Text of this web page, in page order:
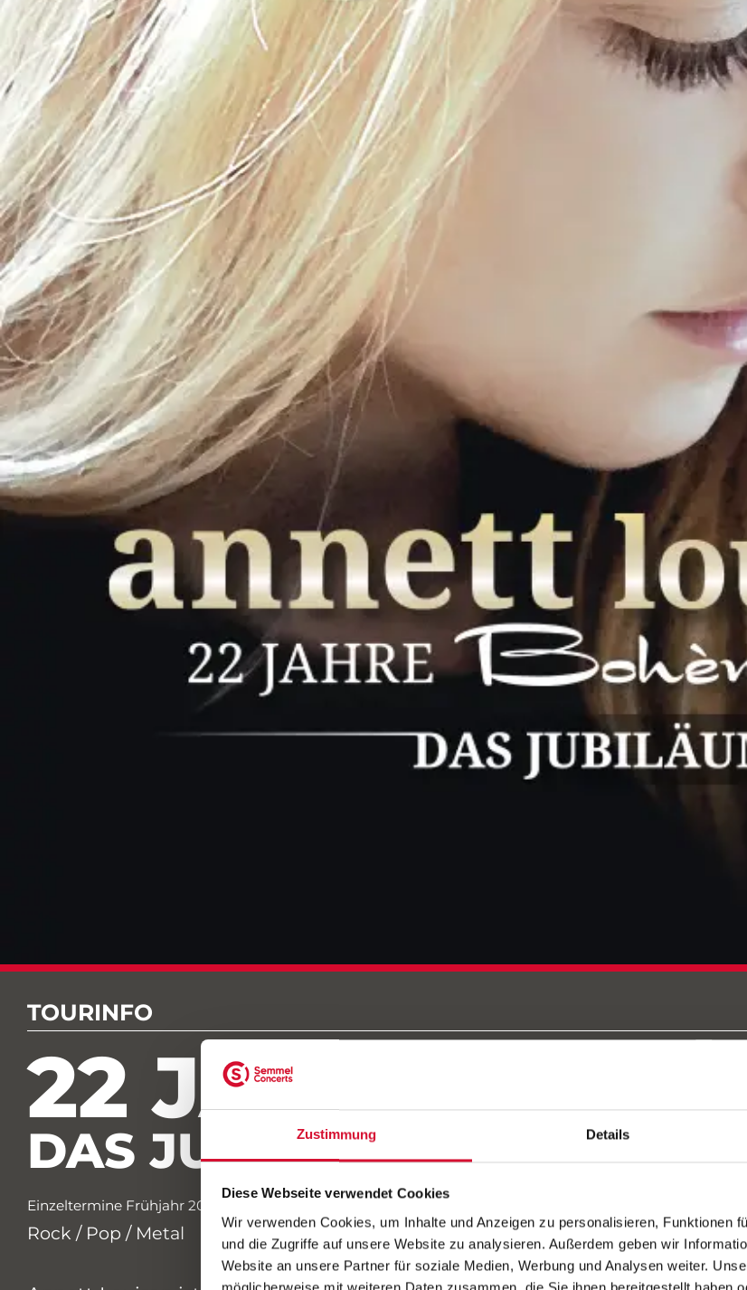
Zustimmung Details
Diese Webseite verwendet Cookies
Wir verwenden Cookies, um Inhalte und Anzeigen zu personalisieren, Funktionen
und die Zugriffe auf unsere Website zu analysieren. Außerdem geben wir
Website an unsere Partner für soziale Medien, Werbung und Analysen weiter.
TOURINFO
22 JAHRE
DAS JUBILÄUMSKONZERT
Einzeltermine Frühjahr 2026
Rock / Pop / Metal